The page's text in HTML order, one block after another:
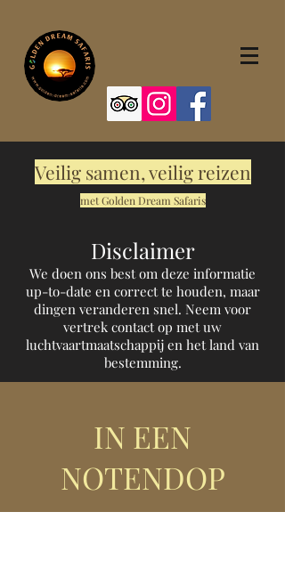
Veilig samen, veilig reizen
met Golden Dream Safaris
Disclaimer
We doen ons best om deze informatie
up-to-date en correct te houden, maar
dingen veranderen snel. Neem voor
vertrek contact op met uw
luchtvaartmaatschappij en het land van
bestemming.
IN EEN
NOTENDOP